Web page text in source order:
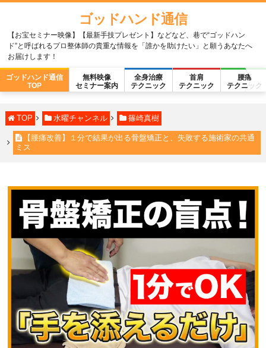
ゴッドハンド通信
【お宝セミナー映像】【最新手技プレゼント】などなど、巷で“ゴッドハン
ド”と呼ばれるプロ整体師の貴重な情報を「誰かを助けたい」と願うあなたへ
お届けします！
ゴッドハンド通信
TOP
無料映像
セミナー案内
全身治療
テクニック
首肩
テクニック
腰痛
テクニック
TOP 水曜チャンネル 篠崎真樹
【腰痛改善】１分で結果が出る骨盤矯正と、失敗する施術家の共通
ミス